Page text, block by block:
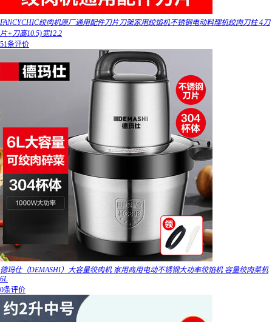
FANCYCHIC绞肉机原厂通用配件刀片刀架家用绞馅机不锈钢电动料理机绞肉刀柱 4刀
片+刀高10.5)宽12.2
51条评价
德玛仕（DEMASHI）大容量绞肉机 家用商用电动不锈钢大功率绞馅机 容量绞肉菜机
6L
0条评价